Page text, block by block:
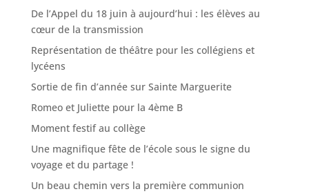
De l’Appel du 18 juin à aujourd’hui : les élèves au
cœur de la transmission
Représentation de théâtre pour les collégiens et
lycéens
Sortie de fin d’année sur Sainte Marguerite
Romeo et Juliette pour la 4ème B
Moment festif au collège
Une magnifique fête de l’école sous le signe du
voyage et du partage !
Un beau chemin vers la première communion